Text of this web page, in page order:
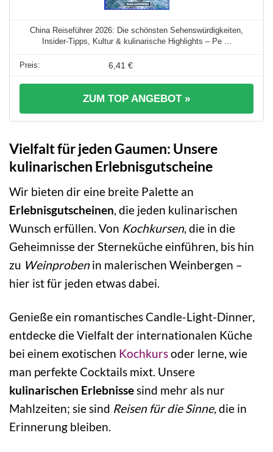
China Reiseführer 2026: Die schönsten Sehenswürdigkeiten,
Insider-Tipps, Kultur & kulinarische Highlights – Pe ...
6,41 €
ZUM TOP ANGEBOT »
Vielfalt für jeden Gaumen: Unsere
kulinarischen Erlebnisgutscheine
Wir bieten dir eine breite Palette an
Erlebnisgutscheinen, die jeden kulinarischen
Wunsch erfüllen. Von Kochkursen, die in die
Geheimnisse der Sterneküche einführen, bis hin
zu Weinprobenin malerischen Weinbergen –
hier ist für jeden etwas dabei.
Genieße ein romantisches Candle-Light-Dinner,
entdecke die Vielfalt der internationalen Küche
bei einem exotischen Kochkursoder lerne, wie
man perfekte Cocktails mixt. Unsere
kulinarischen Erlebnissesind mehr als nur
Mahlzeiten; sie sind Reisen für die Sinne, die in
Erinnerung bleiben.